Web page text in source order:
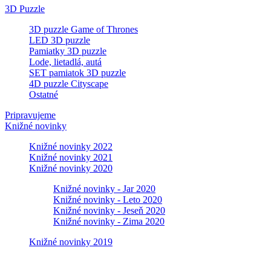
3D Puzzle
3D puzzle Game of Thrones
LED 3D puzzle
Pamiatky 3D puzzle
Lode, lietadlá, autá
SET pamiatok 3D puzzle
4D puzzle Cityscape
Ostatné
Pripravujeme
Knižné novinky
Knižné novinky 2022
Knižné novinky 2021
Knižné novinky 2020
Knižné novinky - Jar 2020
Knižné novinky - Leto 2020
Knižné novinky - Jeseň 2020
Knižné novinky - Zima 2020
Knižné novinky 2019